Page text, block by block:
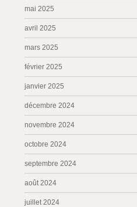
mai 2025
avril 2025
mars 2025
février 2025
janvier 2025
décembre 2024
novembre 2024
octobre 2024
septembre 2024
août 2024
juillet 2024